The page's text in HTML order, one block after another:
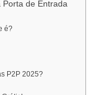
Porta de Entrada
é?
P2P 2025?